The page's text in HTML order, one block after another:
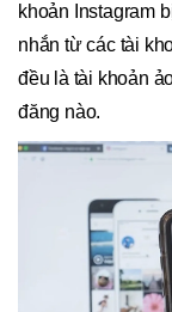
khoản Instagram
nhắn từ các tài
đều là tài khoản
đăng nào.